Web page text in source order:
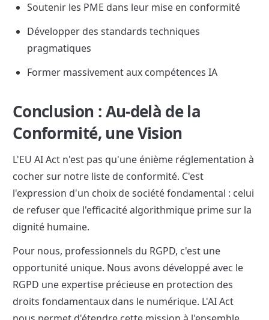
Soutenir les PME dans leur mise en conformité
Développer des standards techniques
pragmatiques
Former massivement aux compétences IA
Conclusion : Au-delà de la
Conformité, une Vision
L'EU AI Act n'est pas qu'une énième réglementation à
cocher sur notre liste de conformité. C'est
l'expression d'un choix de société fondamental : celui
de refuser que l'efficacité algorithmique prime sur la
dignité humaine.
Pour nous, professionnels du RGPD, c'est une
opportunité unique. Nous avons développé avec le
RGPD une expertise précieuse en protection des
droits fondamentaux dans le numérique. L'AI Act